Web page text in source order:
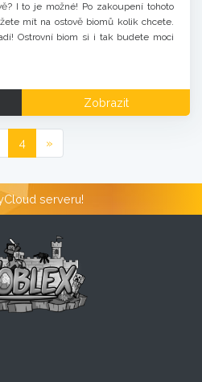
I to je možné! Po zakoupení tohoto
mít na ostově biomů kolik chcete.
Ostrovní biom si i tak budete moci
Zobrazit
4 »
serveru!